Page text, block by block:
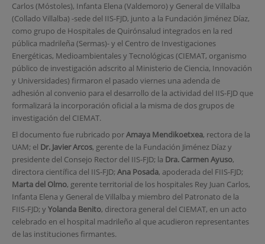
Carlos (Móstoles), Infanta Elena (Valdemoro) y General de Villalba
(Collado Villalba) -sede del IIS-FJD, junto a la Fundación Jiménez Díaz,
como grupo de Hospitales de Quirónsalud integrados en la red
pública madrileña (Sermas)- y el Centro de Investigaciones
Energéticas, Medioambientales y Tecnológicas (CIEMAT, organismo
público de investigación adscrito al Ministerio de Ciencia, Innovación
y Universidades) firmaron el pasado viernes una adenda de
adhesión al convenio para el desarrollo de la actividad del IIS-FJD que
formalizará la incorporación oficial a la misma de dos grupos de
investigación del CIEMAT.
El documento fue rubricado porAmaya Mendikoetxea, rectora de la
UAM; el Dr. Javier Arcos, gerente de la Fundación Jiménez Díaz y
presidente del Consejo Rector del IIS-FJD; la Dra. Carmen Ayuso,
directora científica del IIS-FJD; Ana Posada, apoderada del FIIS-FJD;
Marta del Olmo, gerente territorial de los hospitales Rey Juan Carlos,
Infanta Elena y General de Villalba y miembro del Patronato de la
FIIS-FJD; y Yolanda Benito, directora general del CIEMAT, en un acto
celebrado en el hospital madrileño al que acudieron representantes
de las instituciones firmantes.